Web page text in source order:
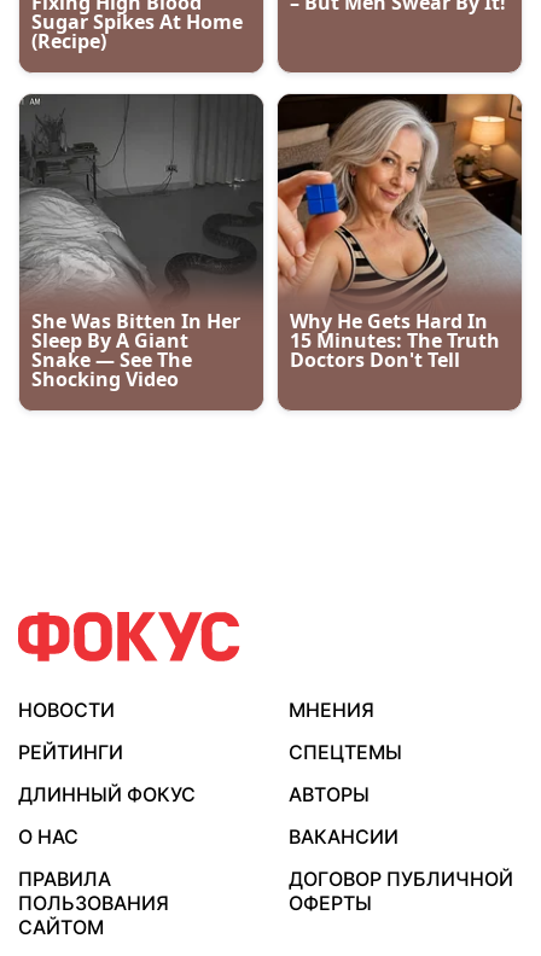
НОВОСТИ
МНЕНИЯ
РЕЙТИНГИ
СПЕЦТЕМЫ
ДЛИННЫЙ ФОКУС
АВТОРЫ
О НАС
ВАКАНСИИ
ПРАВИЛА
ПОЛЬЗОВАНИЯ
САЙТОМ
ДОГОВОР ПУБЛИЧНОЙ
ОФЕРТЫ